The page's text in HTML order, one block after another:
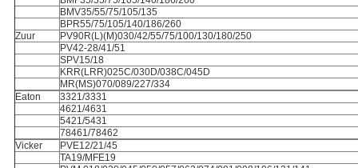
BMV35/55/75/105/135
BPR55/75/105/140/186/260
Zuur
PV90R(L)(M)030/42/55/75/100/130/180/250
PV42-28/41/51
SPV15/18
KRR(LRR)025C/030D/038C/045D
MR(MS)070/089/227/334
Eaton
3321/3331
4621/4631
5421/5431
78461/78462
Vicker
PVE12/21/45
TA19/MFE19